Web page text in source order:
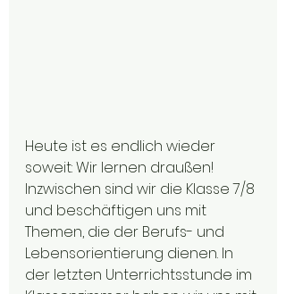
Heute ist es endlich wieder
soweit: Wir lernen draußen!
Inzwischen sind wir die Klasse 7/8
und beschäftigen uns mit
Themen, die der Berufs- und
Lebensorientierung dienen. In
der letzten Unterrichtsstunde im